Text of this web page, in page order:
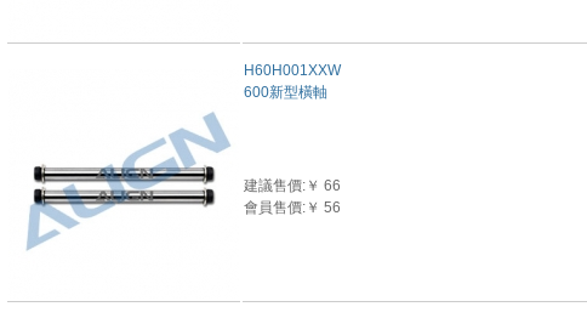
H60H001XXW
600新型橫軸
建議售價:￥ 66
會員售價:￥ 56